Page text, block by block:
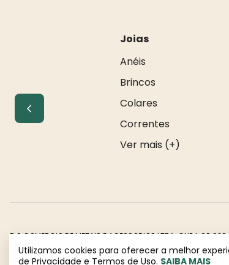
Joias
Anéis
Brincos
Colares
Correntes
Ver mais (+)
R S COMERCIO DE METAIS E ACESSORIOS LTDA. CNPJ:
Todos os direitos reservados à Rosa Rio - As
Utilizamos cookies para oferecer a melhor
de Privacidade e Termos de Uso. SAIBA MAIS